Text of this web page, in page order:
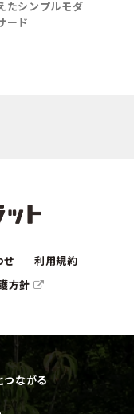
シンプルモダ
せ
利用規約
方針
ながる